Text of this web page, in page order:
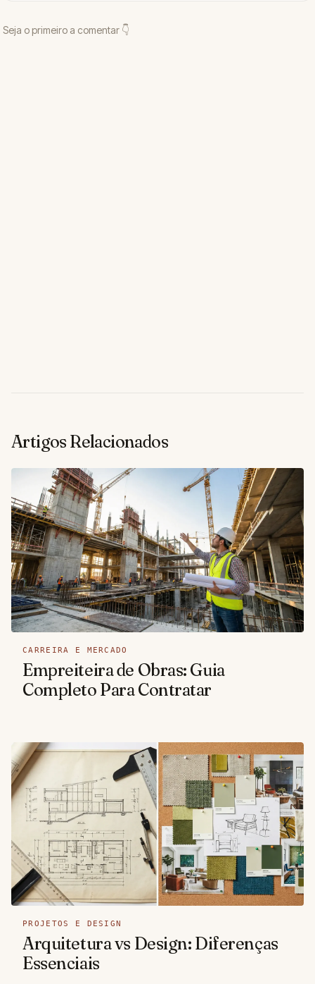
Artigos Relacionados
CARREIRA E MERCADO
Empreiteira de Obras: Guia
Completo Para Contratar
PROJETOS E DESIGN
Arquitetura vs Design: Diferenças
Essenciais